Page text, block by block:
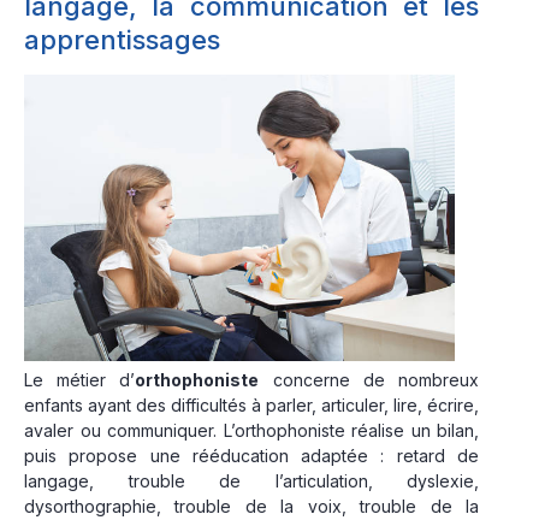
apprentissages
Le métier d’orthophoniste concerne de nombreux
enfants ayant des difficultés à parler, articuler, lire, écrire,
avaler ou communiquer. L’orthophoniste réalise un bilan,
puis propose une rééducation adaptée : retard de
langage, trouble de l’articulation, dyslexie,
dysorthographie, trouble de la voix, trouble de la